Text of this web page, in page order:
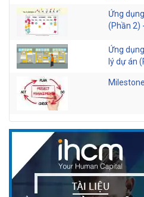
Ứng
(Phần 2)
Ứng
lý dự án